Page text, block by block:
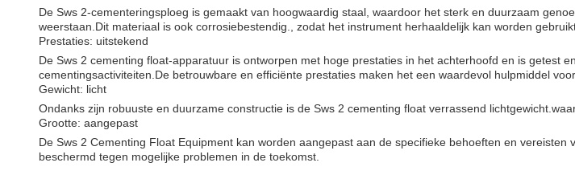
De Sws 2-cementeringsploeg is gemaakt van hoogwaardig staal, waardoor het sterk en duurzaam
weerstaan.Dit materiaal is ook corrosiebestendig., zodat het instrument herhaaldelijk kan worden
Prestaties: uitstekend
De Sws 2 cementing float-apparatuur is ontworpen met hoge prestaties in het achterhoofd en is getest
cementingsactiviteiten.De betrouwbare en efficiënte prestaties maken het een waardevol hulpmiddel
Gewicht: licht
Ondanks zijn robuuste en duurzame constructie is de Sws 2 cementing float verrassend
Grootte: aangepast
De Sws 2 Cementing Float Equipment kan worden aangepast aan de specifieke behoeften en
beschermd tegen mogelijke problemen in de toekomst.